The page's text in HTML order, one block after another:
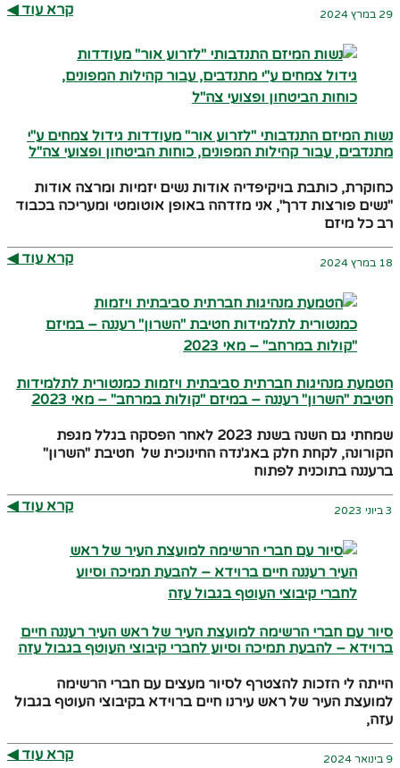
29 במרץ 2024 קרא עוד ◀︎
נשות המיזם התנדבותי "לזרוע אור" מעודדות גידול צמחים ע"י
מתנדבים, עבור קהילות המפונים, כוחות הביטחון ופצועי צה"ל
כחוקרת, כותבת בויקיפדיה אודות נשים יזמיות ומרצה אודות
"נשים פורצות דרך", אני מזדהה באופן אוטומטי ומעריכה בכבוד
רב כל מיזם
18 במרץ 2024 קרא עוד ◀︎
הטמעת מנהיגות חברתית סביבתית ויזמות כמנטורית לתלמידות
חטיבת "השרון" רעננה – במיזם "קולות במרחב" – מאי 2023
שמחתי גם השנה בשנת 2023 לאחר הפסקה בגלל מגפת
הקורונה, לקחת חלק באג'נדה החינוכית של חטיבת "השרון"
ברעננה בתוכנית לפתוח
3 ביוני 2023 קרא עוד ◀︎
סיור עם חברי הרשימה למועצת העיר של ראש העיר רעננה חיים
ברוידא – להבעת תמיכה וסיוע לחברי קיבוצי העוטף בגבול עזה
הייתה לי הזכות להצטרף לסיור מעצים עם חברי הרשימה
למועצת העיר של ראש עירנו חיים ברוידא בקיבוצי העוטף בגבול
עזה,
9 בינואר 2024 קרא עוד ◀︎